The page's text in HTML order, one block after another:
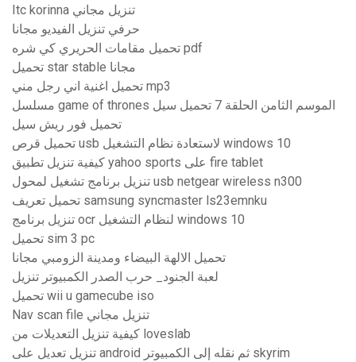
Itc korinna تنزيل مجاني
حرفي تنزيل الفيديو مجانا
تحميل مقامات الحريري كي شره pdf
تحميل star stable مجانا
تحميل اغنية اني رجل مني mp3
مسلسل game of thrones الموسم الثامن الحلقة 7 تحميل سيل
تحميل فور ريش سيل
تحميل قرص usb لاستعادة نظام التشغيل windows 10
كيفية تنزيل تطبيق yahoo sports على fire tablet
تنزيل برنامج تشغيل لمحول usb netgear wireless n300
تحميل تعريف samsung syncmaster ls23emnku
تنزيل برنامج ocr لنظام التشغيل windows 10
تحميل sim 3 pc
تحميل الالهة البيضاء ومدينة الزومبي مجانا
لعبة الجنود_ حرب الصدر الكمبيوتر تنزيل
تحميل wii u gamecube iso
Nav scan file تنزيل مجاني
كيفية تنزيل التعديلات من loveslab
تنزيل تعديل على android ثم نقله إلى الكمبيوتر skyrim